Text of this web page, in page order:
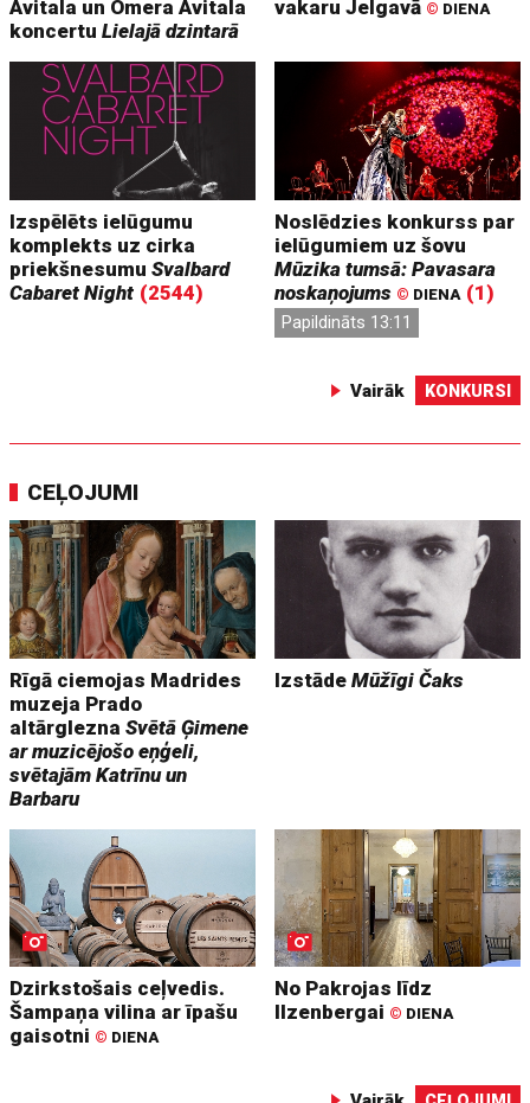
Avitala un Omera Avitala
koncertuLielajā dzintarā
vakaru Jelgavā © DIENA
Izspēlēts ielūgumu
komplekts uz cirka
priekšnesumuSvalbard
Cabaret Night (2544)
Noslēdzies konkurss par
ielūgumiem uz šovu
Mūzika tumsā: Pavasara
noskaņojums © DIENA (1)
Papildināts 13:11
Vairāk KONKURSI
CEĻOJUMI
Rīgā ciemojas Madrides
muzeja Prado
altārgleznaSvētā Ģimene
ar muzicējošo eņģeli,
svētajām Katrīnu un
Barbaru
IzstādeMūžīgi Čaks
Dzirkstošais ceļvedis.
Šampaņa vilina ar īpašu
gaisotni © DIENA
No Pakrojas līdz
Ilzenbergai © DIENA